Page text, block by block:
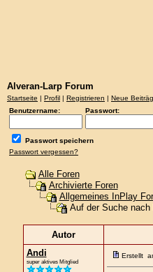
Alveran-Larp Forum
Startseite | Profil | Registrieren | Neue
Benutzername:
Passwort:
Passwort speichern
Passwort vergessen?
Alle Foren
Archivierte Foren
Allgemeines InPlay
Auf der Suche nach
Autor
Andi
super aktives Mitglied
Erstellt